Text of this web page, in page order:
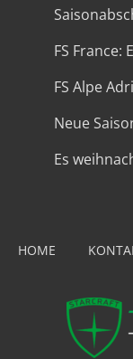
FS France:
FS Alpe
Neue
Es
HOME